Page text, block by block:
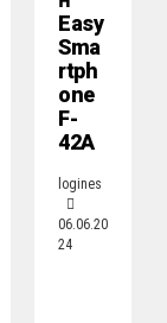
Easy
Sma
Rtph
One
F-
42A
logines
06.06.20
24